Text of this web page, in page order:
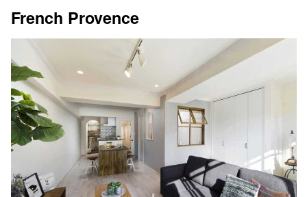
French Provence